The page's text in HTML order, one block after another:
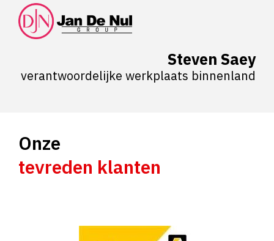
Steven Saey
verantwoordelijke werkplaats binnenland
Onze
tevreden klanten